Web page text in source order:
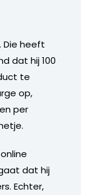
Die heeft
dat hij 100
te
op,
per
dat hij
Echter,